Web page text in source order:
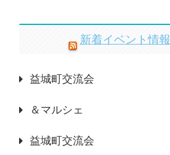
新着イベント情報
益城町交流会
＆マルシェ
益城町交流会